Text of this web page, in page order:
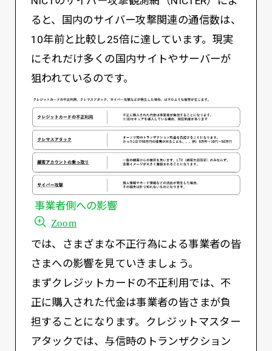
ると、国内のサイバー攻撃関連の通信数は、
10年前と比較し25倍に達しています。現実
にそれだけ多くの国内サイトやサーバーが
狙われているのです。
事業者側への影響
Zoom
では、さまざまな不正行為による事業者の皆
さまへの影響を見ていきましょう。
まずクレジットカードの不正利用では、不
正に購入された代金は事業者の皆さまが負
担することになります。クレジットマスター
アタックでは、与信時のトランザクション